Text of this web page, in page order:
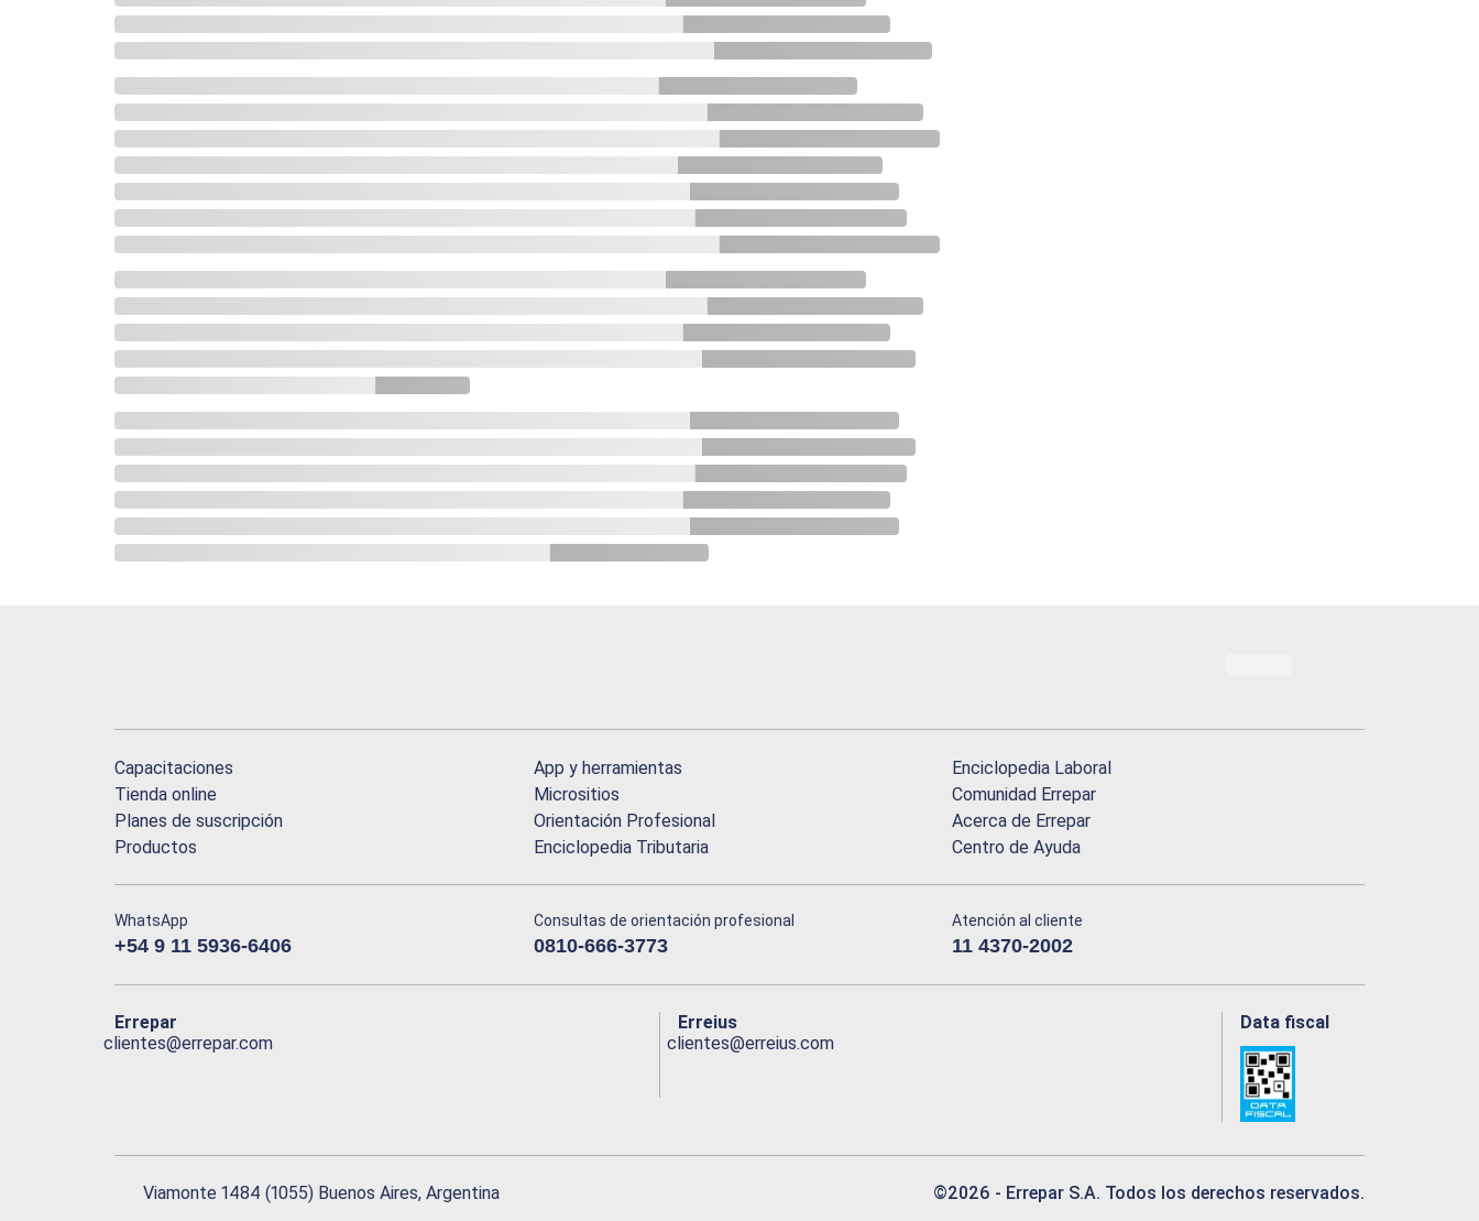
Capacitaciones
Tienda online
Planes de suscripción
Productos
App y herramientas
Micrositios
Orientación Profesional
Enciclopedia Tributaria
Enciclopedia Laboral
Comunidad Errepar
Acerca de Errepar
Centro de Ayuda
WhatsApp
+54 9 11 5936-6406
Consultas de orientación profesional
0810-666-3773
Atención al cliente
11 4370-2002
Errepar
clientes@errepar.com
Erreius
clientes@erreius.com
Data fiscal
Viamonte 1484 (1055) Buenos Aires, Argentina ©2026 - Errepar S.A. Todos los derechos reservados.